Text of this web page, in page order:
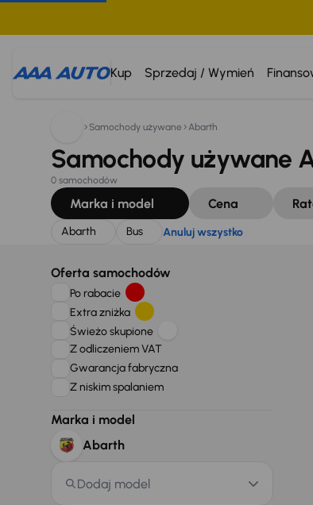
Kup Sprzedaj / Wymień
Szukam: Anuluj wszystko
Samochody używane Abarth
Samochody używane
0 samochodów
Marka i model Cena
Abarth Bus Anuluj wszystko
Oferta samochodów
Po rabacie
Extra zniżka
Świeżo skupione
Z odliczeniem VAT
Gwarancja fabryczna
Z niskim spalaniem
Marka i model
Abarth
Dodaj model